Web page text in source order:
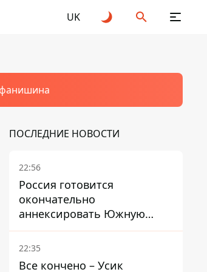
UK
ПОСЛЕДНИЕ НОВОСТИ
22:56
Россия готовится
окончательно
аннексировать Южную
Осетию – страны НАТО
обеспокоены
22:35
Все кончено – Усик